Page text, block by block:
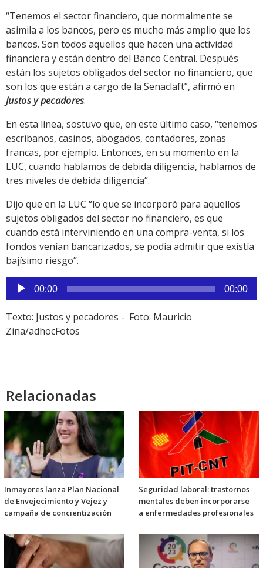
“Tenemos el sector financiero, que normalmente se
asimila a los bancos, pero es mucho más amplio que los
bancos. Son todos aquellos que hacen una actividad
financiera y están dentro del Banco Central. Después
están los sujetos obligados del sector no financiero, que
son los que están a cargo de la Senaclaft”, afirmó en
Justos y pecadores.
En esta línea, sostuvo que, en este último caso, “tenemos
escribanos, casinos, abogados, contadores, zonas
francas, por ejemplo. Entonces, en su momento en la
LUC, cuando hablamos de debida diligencia, hablamos de
tres niveles de debida diligencia”.
Dijo que en la LUC “lo que se incorporó para aquellos
sujetos obligados del sector no financiero, es que
cuando está interviniendo en una compra-venta, si los
fondos venían bancarizados, se podía admitir que existía
bajísimo riesgo”.
Reproductor
de
audio
00:00 00:00
Texto: Justos y pecadores - Foto: Mauricio
Zina/adhocFotos
Relacionadas
Inmayores lanza Plan Nacional
de Envejecimiento y Vejez y
campaña de concientización
Seguridad laboral: trastornos
mentales deben incorporarse
a enfermedades profesionales